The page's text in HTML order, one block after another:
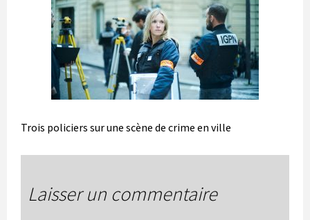
Trois policiers sur une scène de crime en ville
Laisser un commentaire